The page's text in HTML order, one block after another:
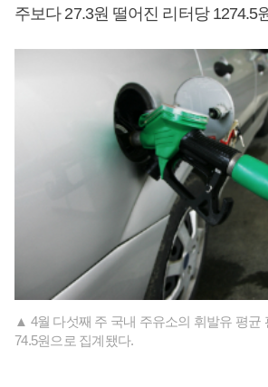
주보다 27.3원 떨어진 리터당 1274.5
▲ 4월 다섯째 주 국내 주유소의 휘발유 평균
74.5원으로 집계됐다.